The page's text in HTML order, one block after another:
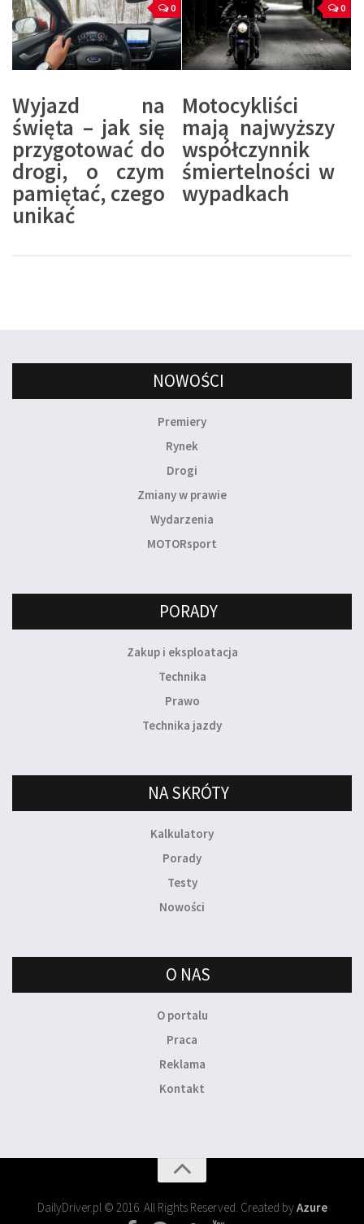
0
Wyjazd na
święta – jak się
przygotować do
drogi, o czym
pamiętać, czego
unikać
0
Motocykliści
mają najwyższy
współczynnik
śmiertelności w
wypadkach
NOWOŚCI
Premiery
Rynek
Drogi
Zmiany w prawie
Wydarzenia
MOTORsport
PORADY
Zakup i eksploatacja
Technika
Prawo
Technika jazdy
NA SKRÓTY
Kalkulatory
Porady
Testy
Nowości
O NAS
O portalu
Praca
Reklama
Kontakt
DailyDriver.pl © 2016. All Rights Reserved. Created byAzure